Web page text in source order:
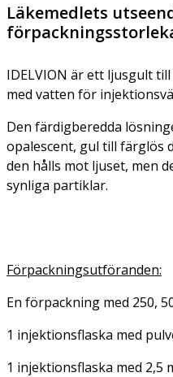
Läkemedlets
IDELVION är ett ljusgult
med vatten för
Den färdigberedda
opalescent, gul till färglös
den hålls mot ljuset, men
synliga partiklar.
Förpackningsutföranden:
En förpackning med 250,
1 injektionsflaska med
1 injektionsflaska med